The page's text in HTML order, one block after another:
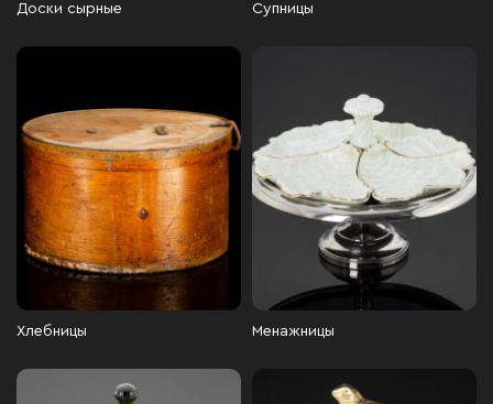
Доски сырные Супницы
Хлебницы Менажницы